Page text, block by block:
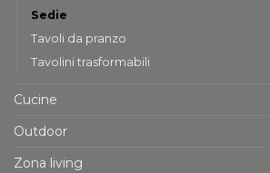
Sedie
Tavoli da pranzo
Tavolini trasformabili
Cucine
Outdoor
Zona living